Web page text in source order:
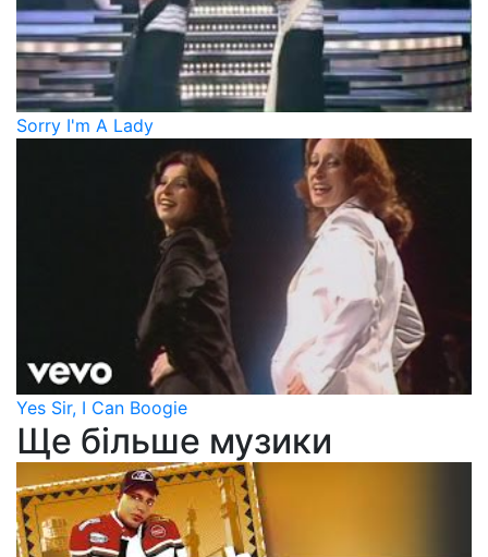
Sorry I'm A Lady
Yes Sir, I Can Boogie
Ще більше музики